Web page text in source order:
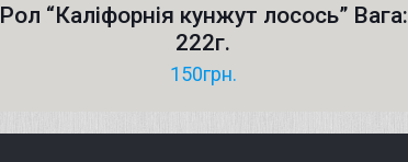
Рол “Каліфорнія кунжут лосось” Вага:
222г.
150грн.